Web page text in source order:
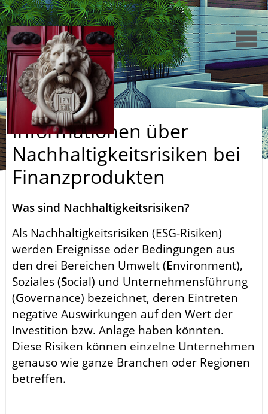
Informationen über
Nachhaltigkeitsrisiken bei
Finanzprodukten
Was sind Nachhaltigkeitsrisiken?
Als Nachhaltigkeitsrisiken (ESG-Risiken)
werden Ereignisse oder Bedingungen aus
den drei Bereichen Umwelt (Environment),
Soziales (Social) und Unternehmensführung
(Governance) bezeichnet, deren Eintreten
negative Auswirkungen auf den Wert der
Investition bzw. Anlage haben könnten.
Diese Risiken können einzelne Unternehmen
genauso wie ganze Branchen oder Regionen
betreffen.